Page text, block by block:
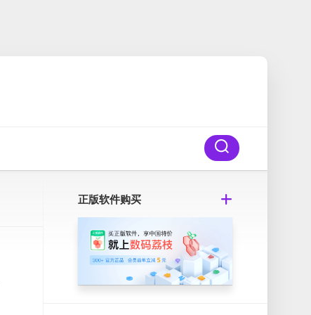
正版软件购买